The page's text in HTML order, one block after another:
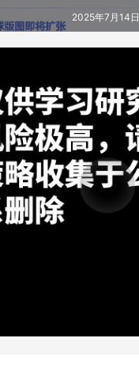
2025年7月14